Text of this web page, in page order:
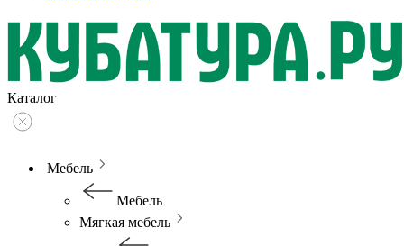
Каталог
Мебель
Мебель
Мягкая мебель